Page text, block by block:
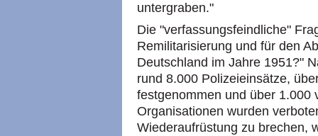
untergraben."
Die "verfassungsfeindliche"
Remilitarisierung und für den
Deutschland im Jahre 1951?"
rund 8.000 Polizeieinsätze,
festgenommen und über 1.000
Organisationen wurden
Wiederaufrüstung zu brechen,